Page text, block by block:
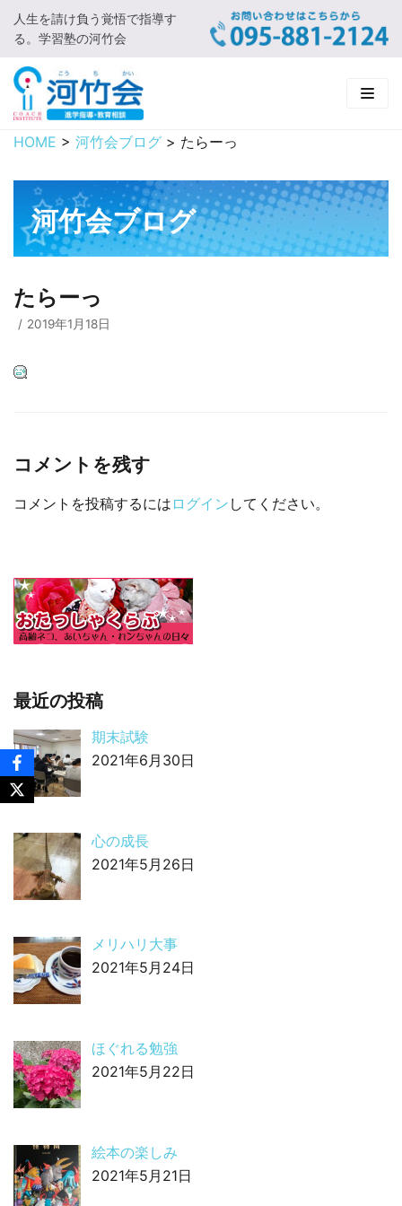
コ
ン
テ
ン
ツ
に
キ
プ
人生を請け負う覚悟で指導す
る。学習塾の河竹会
HOME
新着情報
□ お知らせ
河竹会について
□ 河竹会について
□ 小学部
実 績
HOME > 河竹会ブログ > たらーっ
河竹会ブログ
たらーっ
2019年1月18日
コメントを残す
コメントを投稿するには ログイン してください。
最近の投稿
期末試験
2021年6月30日
心の成長
2021年5月26日
メリハリ大事
2021年5月24日
ほぐれる勉強
2021年5月22日
絵本の楽しみ
2021年5月21日